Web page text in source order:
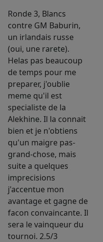
Ronde 3, Blancs
contre GM Baburin,
un irlandais russe
(oui, une rarete).
Helas pas beaucoup
de temps pour me
preparer, j'oublie
meme qu'il est
specialiste de la
Alekhine. Il la connait
bien et je n'obtiens
qu'un maigre pas-
grand-chose, mais
suite a quelques
imprecisions
j'accentue mon
avantage et gagne de
facon convaincante. Il
sera le vainqueur du
tournoi. 2.5/3